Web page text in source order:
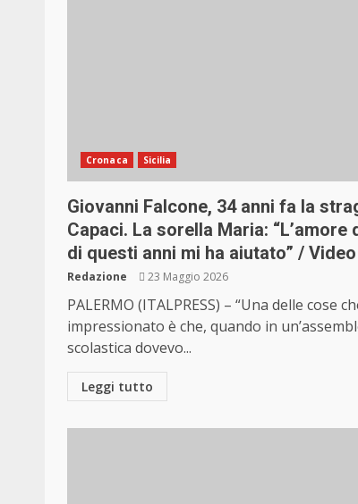
Cronaca Sicilia
Giovanni Falcone, 34 anni fa la
Capaci. La sorella Maria: “L’amore
di questi anni mi ha aiutato” / Video
Redazione 23 Maggio 2026
PALERMO (ITALPRESS) – “Una delle cose
impressionato è che, quando in
scolastica dovevo...
Leggi tutto